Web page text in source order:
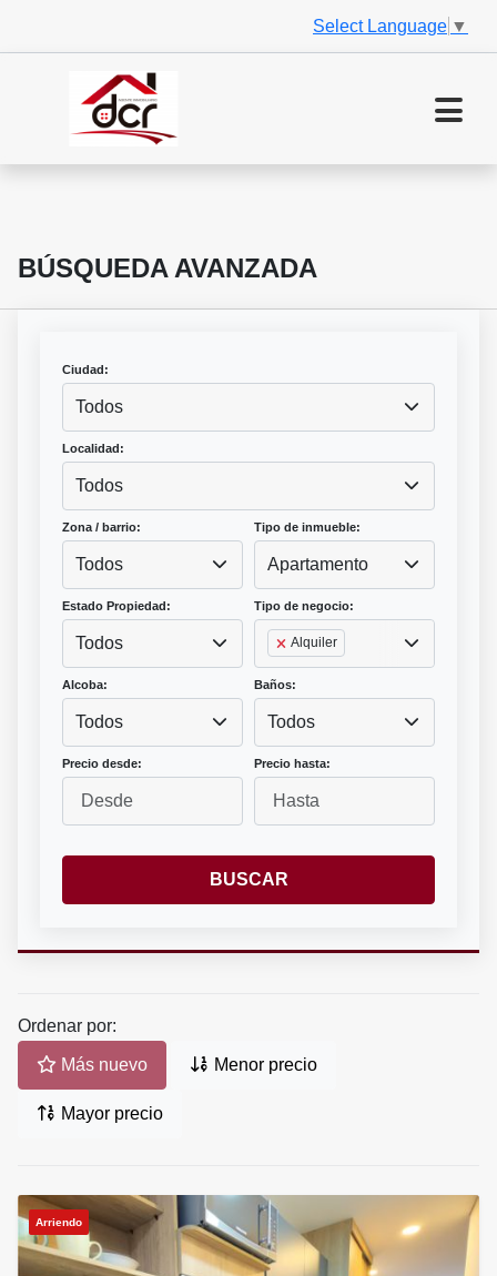
Select Language ▼
BÚSQUEDA AVANZADA
Ciudad:
Todos
Localidad:
Todos
Zona / barrio:
Todos
Tipo de inmueble:
Apartamento
Estado Propiedad:
Todos
Tipo de negocio:
Alquiler
Alcoba:
Todos
Baños:
Todos
Precio desde: Precio hasta:
BUSCAR
Ordenar por:
Más nuevo Menor precio
Mayor precio
Arriendo